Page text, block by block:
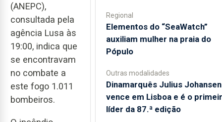
(ANEPC),
consultada pela
agência Lusa às
19:00, indica que
se encontravam
no combate a
este fogo 1.011
bombeiros.
Regional
​Elementos do “SeaWatch”
auxiliam mulher na praia do
Pópulo
Outras modalidades
Dinamarquês Julius Johansen
vence em Lisboa e é o
líder da 87.ª edição